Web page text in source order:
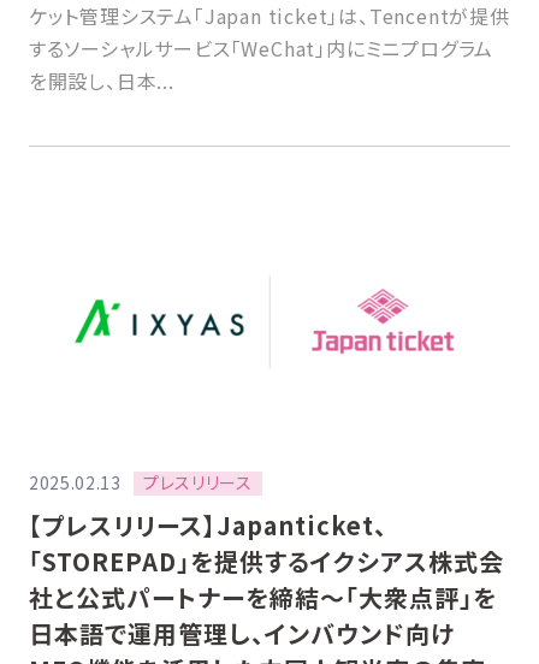
ケット管理システム「Japan ticket」は、Tencentが提供
するソーシャルサービス「WeChat」内にミニプログラム
を開設し、日本...
2025.02.13 プレスリリース
【プレスリリース】Japanticket、
「STOREPAD」を提供するイクシアス株式会
社と公式パートナーを締結〜「大衆点評」を
日本語で運用管理し、インバウンド向け